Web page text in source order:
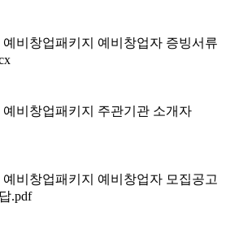
예비창업패키지 예비창업자 증빙서류
예비창업패키지 주관기관 소개자
예비창업패키지 예비창업자 모집공고
.pdf